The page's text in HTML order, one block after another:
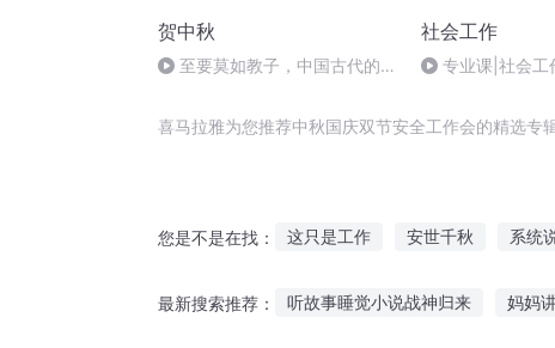
贺中秋
至要莫如教子，中国古代的家
社会工作
专业课|社会工
喜马拉雅为您推荐中秋国庆双节安全工作会的精选专
您是不是在找： 这只是工作 安世千秋 系统
最新搜索推荐： 听故事睡觉小说战神归来 妈妈